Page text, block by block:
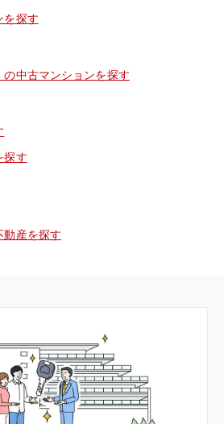
を探す
中古マンションを探す
探す
動産を探す